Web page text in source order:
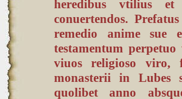
heredibus vtilius et
conuertendos.
remedio anime sue
testamentum
viuos religioso viro,
monasterii in Lubes
quolibet anno